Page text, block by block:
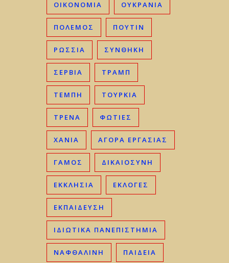
ΟΙΚΟΝΟΜΊΑ ΟΥΚΡΑΝΊΑ
ΠΟΛΕΜΟΣ ΠΟΥΤΙΝ
ΡΩΣΣΊΑ ΣΥΝΘΗΚΗ
ΣΕΡΒΊΑ ΤΡΑΜΠ
ΤΈΜΠΗ ΤΟΥΡΚΊΑ
ΤΡΈΝΑ ΦΩΤΙΈΣ
ΧΑΝΙΆ ΑΓΟΡΆ ΕΡΓΑΣΊΑΣ
ΓΑΜΟΣ ΔΙΚΑΙΟΣΎΝΗ
ΕΚΚΛΗΣΊΑ ΕΚΛΟΓΈΣ
ΕΚΠΑΊΔΕΥΣΗ
ΙΔΙΩΤΙΚΆ ΠΑΝΕΠΙΣΤΉΜΙΑ
ΝΑΦΘΑΛΊΝΗ ΠΑΙΔΕΊΑ